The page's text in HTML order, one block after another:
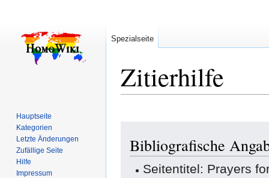
Zitierhilfe
Navigation
springen
Suche
springen
Bibliografische
Seitentitel: Prayers
Spezialseite
Hauptseite
Kategorien
Letzte Änderungen
Zufällige Seite
Hilfe
Impressum